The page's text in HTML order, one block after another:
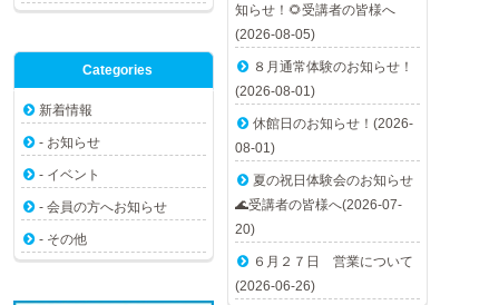
知らせ！🌻受講者の皆様へ
(2026-08-05)
８月通常体験のお知らせ！
(2026-08-01)
休館日のお知らせ！(2026-
08-01)
夏の祝日体験会のお知らせ
🌊受講者の皆様へ(2026-07-
20)
６月２７日 営業について
(2026-06-26)
Categories
新着情報
- お知らせ
- イベント
- 会員の方へお知らせ
- その他